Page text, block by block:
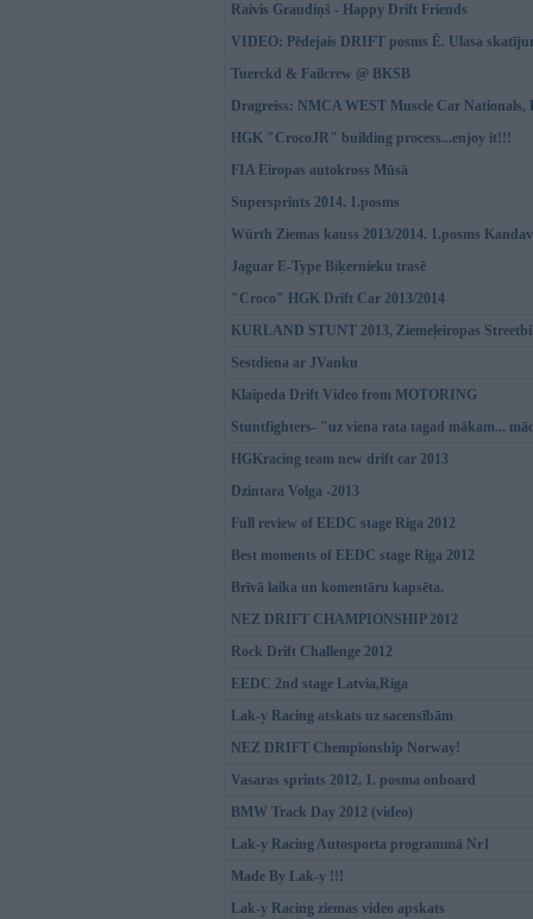
Raivis Graudiņš - Happy Drift Friends
VIDEO: Pēdejais DRIFT posms Ē. Ulasa
Tuerckd & Failcrew @ BKSB
Dragreiss: NMCA WEST Muscle Car Nationals,
HGK "CrocoJR" building process...enjoy it!!!
FIA Eiropas autokross Mūsā
Supersprints 2014. 1.posms
Würth Ziemas kauss 2013/2014. 1.posms
Jaguar E-Type Biķernieku trasē
"Croco" HGK Drift Car 2013/2014
KURLAND STUNT 2013, Ziemeļeiropas
Sestdiena ar JVanku
Klaipeda Drift Video from MOTORING
Stuntfighters- "uz viena rata tagad mākam...
HGKracing team new drift car 2013
Dzintara Volga -2013
Full review of EEDC stage Riga 2012
Best moments of EEDC stage Riga 2012
Brīvā laika un komentāru kapsēta.
NEZ DRIFT CHAMPIONSHIP 2012
Rock Drift Challenge 2012
EEDC 2nd stage Latvia,Riga
Lak-y Racing atskats uz sacensībām
NEZ DRIFT Chempionship Norway!
Vasaras sprints 2012, 1. posma onboard
BMW Track Day 2012 (video)
Lak-y Racing Autosporta programmā Nr1
Made By Lak-y !!!
Lak-y Racing ziemas video apskats